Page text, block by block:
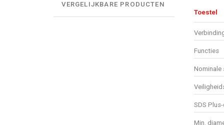
VERGELIJKBARE PRODUCTEN
Toestel
Functies
Nominale
SDS
Min.